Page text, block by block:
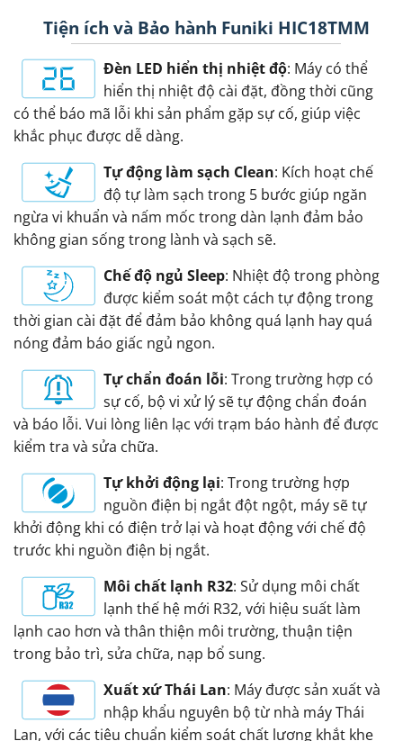
Tiện ích và Bảo hành Funiki HIC18TMM
Đèn LED hiển thị nhiệt độ: Máy có thể
hiển thị nhiệt độ cài đặt, đồng thời cũng
có thể báo mã lỗi khi sản phẩm gặp sự cố, giúp việc
khắc phục được dễ dàng.
Tự động làm sạch Clean: Kích hoạt chế
độ tự làm sạch trong 5 bước giúp ngăn
ngừa vi khuẩn và nấm mốc trong dàn lạnh đảm bảo
không gian sống trong lành và sạch sẽ.
Chế độ ngủ Sleep: Nhiệt độ trong phòng
được kiểm soát một cách tự động trong
thời gian cài đặt để đảm bảo không quá lạnh hay quá
nóng đảm báo giấc ngủ ngon.
Tự chẩn đoán lỗi: Trong trường hợp có
sự cố, bộ vi xử lý sẽ tự động chẩn đoán
và báo lỗi. Vui lòng liên lạc với trạm báo hành để được
kiểm tra và sửa chữa.
Tự khởi động lại: Trong trường hợp
nguồn điện bị ngắt đột ngột, máy sẽ tự
khởi động khi có điện trở lại và hoạt động với chế độ
trước khi nguồn điện bị ngắt.
Môi chất lạnh R32: Sử dụng môi chất
lạnh thế hệ mới R32, với hiệu suất làm
lạnh cao hơn và thân thiện môi trường, thuận tiện
trong bảo trì, sửa chữa, nạp bổ sung.
Xuất xứ Thái Lan: Máy được sản xuất và
nhập khẩu nguyên bộ từ nhà máy Thái
Lan, với các tiêu chuẩn kiểm soát chất lượng khắt khe